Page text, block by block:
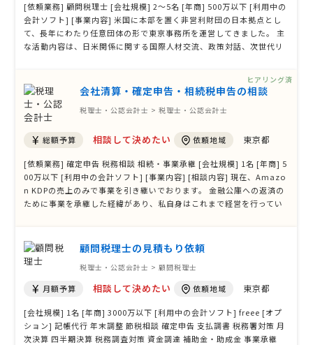
[依頼業務] 顧問税理士 [会社規模] 2〜5名 [年商] 500万以下 [利用中の
会計ソフト] [事業内容] 米国に本部を置く非営利財団の日本拠点とし
て、長年にわたり任意団体の形で東京事務所を運営してきました。 主
な活動内容は、日米関係に関する国際人材交流、政策対話、次世代リ
通型）理事 …
会社清算・確定申告・相続税申告の相談
税理士・公認会計士 > 税理士・公認会計士
総額予算 相談して決めたい 依頼地域 東京都
[依頼業務] 確定申告 税務相談 相続・事業承継 [会社規模] 1名 [年商] 5
00万以下 [利用中の会計ソフト] [事業内容] [相談内容] 現在、Amazo
n KDPの売上のみで事業を引き継いでおります。 金融公庫への返済の
ために事業を承継した経緯があり、私自身はこれまで経営を行ってい
している …
ヒアリング済
顧問税理士の見積もり依頼
税理士・公認会計士 > 顧問税理士
月額予算 相談して決めたい 依頼地域 東京都
[会社規模] 1名 [年商] 3000万以下 [利用中の会計ソフト] freee [オプ
ション] 記帳代行 年末調整 節税相談 確定申告 支払調書 税務署対策 月
次決算 四半期決算 税務調査対策 資金調達 補助金・助成金 事業承継